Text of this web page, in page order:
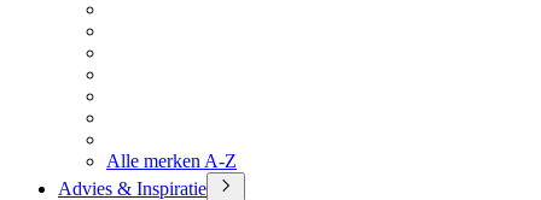
Alle merken A-Z
Advies & Inspiratie